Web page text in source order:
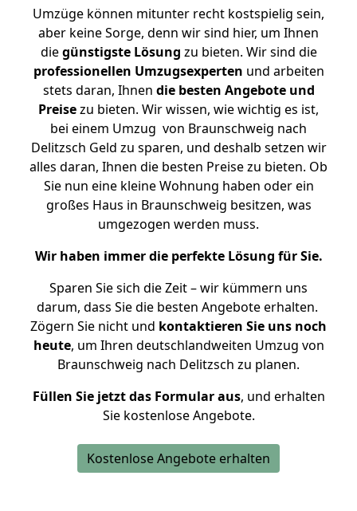
Umzüge können mitunter recht kostspielig sein,
aber keine Sorge, denn wir sind hier, um Ihnen
diegünstigste Lösung zu bieten. Wir sind die
professionellen Umzugsexperten und arbeiten
stets daran, Ihnen die besten Angebote und
Preisezu bieten. Wir wissen, wie wichtig es ist,
bei einem Umzug von Braunschweig nach
Delitzsch Geld zu sparen, und deshalb setzen wir
alles daran, Ihnen die besten Preise zu bieten. Ob
Sie nun eine kleine Wohnung haben oder ein
großes Haus in Braunschweig besitzen, was
umgezogen werden muss.
Wir haben immer die perfekte Lösung für Sie.
Sparen Sie sich die Zeit – wir kümmern uns
darum, dass Sie die besten Angebote erhalten.
Zögern Sie nicht und kontaktieren Sie uns noch
heute, um Ihren deutschlandweiten Umzug von
Braunschweig nach Delitzsch zu planen.
Füllen Sie jetzt das Formular aus, und erhalten
Sie kostenlose Angebote.
Kostenlose Angebote erhalten